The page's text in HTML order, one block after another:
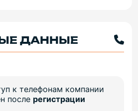
ДАННЫЕ
к телефонам компании
после регистрации